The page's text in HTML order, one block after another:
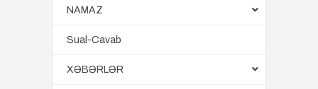
NAMAZ
Sual-Cavab
XƏBƏRLƏR